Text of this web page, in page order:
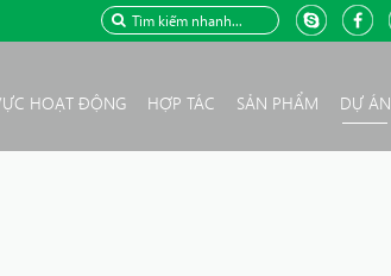
HOẠT ĐỘNG HỢP TÁC SẢN PHẨM DỰ ÁN